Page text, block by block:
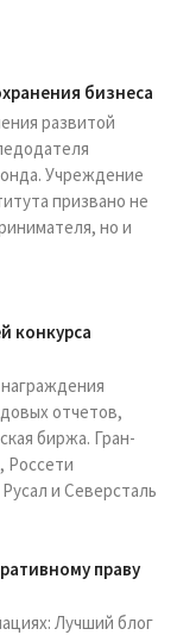
бизнеса
развитой
Учреждение
призвано не
но и
конкурса
награждения
отчетов,
биржа. Гран-
Россети
и Северсталь
праву
Лучший блог